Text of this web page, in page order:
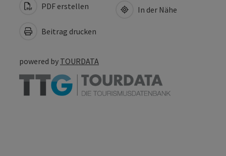
PDF erstellen
Beitrag drucken
In der Nähe
powered by TOURDATA